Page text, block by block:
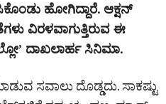
ಹೋಗಿದ್ದಾರೆ. ಆಕ್ಷನ್‌
ವಿರಳವಾಗುತ್ತಿರುವ ಈ
ದಾಖಲಾರ್ಹ ಸಿನಿಮಾ.
ಸವಾಲು ದೊಡ್ಡದು. ಸಾಕಷ್ಟು